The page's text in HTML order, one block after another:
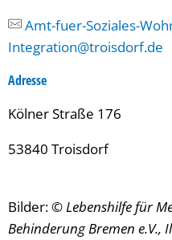
Amt-fuer-Soziales-
Integration@troisdorf.de
Adresse
Kölner Straße 176
53840 Troisdorf
Bilder:© Lebenshilfe für
Behinderung Bremen e.V.,